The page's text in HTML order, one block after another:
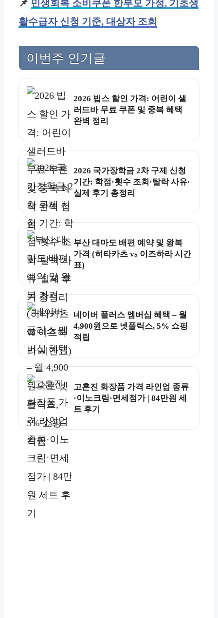
📌 민생회복 소비쿠폰 한부모 가정, 기초생
활수급자 신청 기준, 대상자 조회
이번주 인기글
2026 빕스 할인 가격: 어린이 샐
러드바 무료 쿠폰 및 중복 혜택
완벽 정리
2026 국가장학금 2차 구제 신청
기간: 학점·횟수 조회·탈락 사유·
실제 후기 총정리
부산 대마도 배편 예약 및 왕복
가격 (히타카츠 vs 이즈하라 시간
표)
네이버 플러스 멤버십 혜택 – 월
4,900원으로 넷플릭스, 5% 쇼핑
적립
고혼진 화장품 가격 라인업 종류
·이노크림·면세점가 | 84만원 세
트 후기